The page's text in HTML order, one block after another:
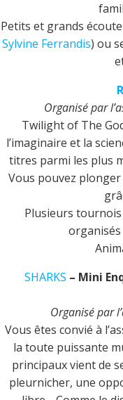
Petits et grands
Sylvine Ferrandis) ou
Organisé par
Twilight of The
l’imaginaire et la
titres parmi les plus
Vous pouvez
Plusieurs
organisés
SHARKS – Mini
Organisé par
Vous êtes convié à
la toute puissante
principaux vient de
pleurnicher, une